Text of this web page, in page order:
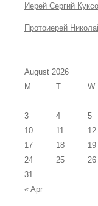
Иерей Сергий
Протоиерей
August 2026
M
T W
« Apr
3
4 5
10
11 12
17
18 19
24
25 26
31